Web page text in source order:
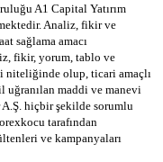
A1 Capital Yatırım
Analiz, fikir ve
sağlama amacı
fikir, yorum, tablo ve
niteliğinde olup, ticari amaçlı
uğranılan maddi ve manevi
hiçbir şekilde sorumlu
tarafından
ve kampanyaları